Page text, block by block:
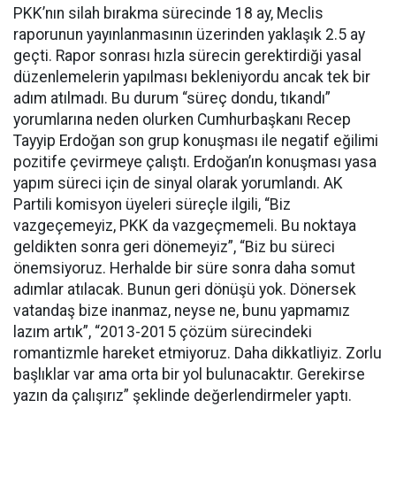
PKK’nın silah bırakma sürecinde 18 ay, Meclis
raporunun yayınlanmasının üzerinden yaklaşık 2.5 ay
geçti. Rapor sonrası hızla sürecin gerektirdiği yasal
düzenlemelerin yapılması bekleniyordu ancak tek bir
adım atılmadı. Bu durum “süreç dondu, tıkandı”
yorumlarına neden olurken Cumhurbaşkanı Recep
Tayyip Erdoğan son grup konuşması ile negatif eğilimi
pozitife çevirmeye çalıştı. Erdoğan’ın konuşması yasa
yapım süreci için de sinyal olarak yorumlandı. AK
Partili komisyon üyeleri süreçle ilgili, “Biz
vazgeçemeyiz, PKK da vazgeçmemeli. Bu noktaya
geldikten sonra geri dönemeyiz”, “Biz bu süreci
önemsiyoruz. Herhalde bir süre sonra daha somut
adımlar atılacak. Bunun geri dönüşü yok. Dönersek
vatandaş bize inanmaz, neyse ne, bunu yapmamız
lazım artık”, “2013-2015 çözüm sürecindeki
romantizmle hareket etmiyoruz. Daha dikkatliyiz. Zorlu
başlıklar var ama orta bir yol bulunacaktır. Gerekirse
yazın da çalışırız” şeklinde değerlendirmeler yaptı.